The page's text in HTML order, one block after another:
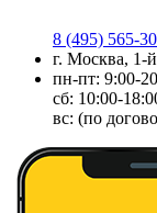
8 (495) 565-
г. Москва, 1-
пн-пт: 9:00-
сб: 10:00-
вс: (по